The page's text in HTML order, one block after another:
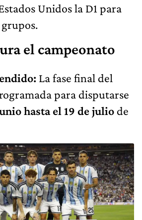
Unidos la D1 para
el campeonato
La fase final del
para disputarse
hasta el 19 de julio de